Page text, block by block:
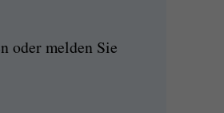
oder melden Sie